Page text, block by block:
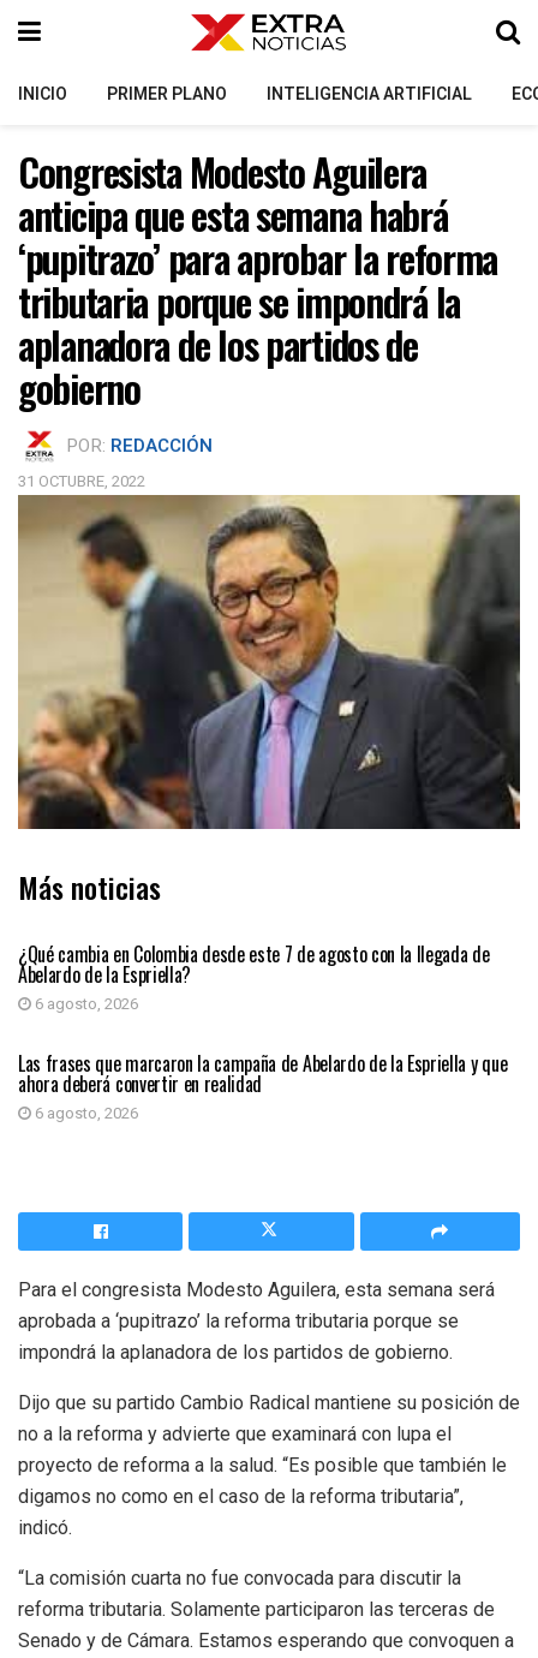
INICIO PRIMER PLANO INTELIGENCIA ARTIFICIAL
Congresista Modesto Aguilera
anticipa que esta semana habrá
‘pupitrazo’ para aprobar la reforma
tributaria porque se impondrá la
aplanadora de los partidos de
gobierno
POR: REDACCIÓN
31 OCTUBRE, 2022
Más noticias
¿Qué cambia en Colombia desde este 7 de agosto con la llegada de
Abelardo de la Espriella?
6 agosto, 2026
PRIMER PLANO
Las frases que marcaron la campaña de Abelardo de la Espriella y que
ahora deberá convertir en realidad
6 agosto, 2026
Para el congresista Modesto Aguilera, esta semana será
aprobada a ‘pupitrazo’ la reforma tributaria porque se
impondrá la aplanadora de los partidos de gobierno.
Dijo que su partido Cambio Radical mantiene su posición de
no a la reforma y advierte que examinará con lupa el
proyecto de reforma a la salud. “Es posible que también le
digamos no como en el caso de la reforma tributaria”,
indicó.
“La comisión cuarta no fue convocada para discutir la
reforma tributaria. Solamente participaron las terceras de
Senado y de Cámara. Estamos esperando que convoquen a